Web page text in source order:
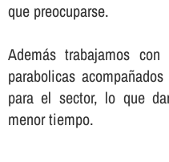
que preocuparse.
Además trabajamos
parabolicas
para el sector, lo que
menor tiempo.